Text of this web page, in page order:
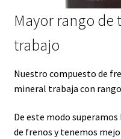
Mayor rango de
trabajo
Nuestro compuesto de
mineral trabaja con
De este modo
de frenos y tenemos